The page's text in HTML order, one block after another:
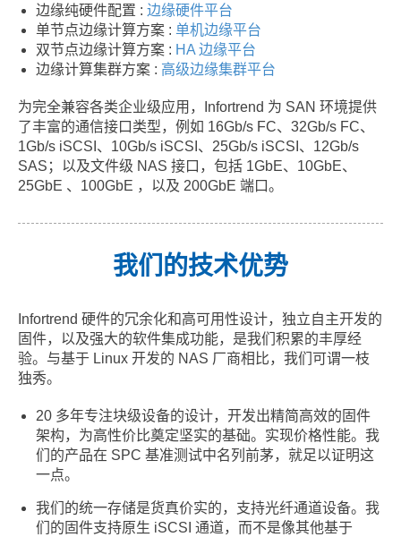
边缘纯硬件配置 : 边缘硬件平台
单节点边缘计算方案 : 单机边缘平台
双节点边缘计算方案 : HA 边缘平台
边缘计算集群方案 : 高级边缘集群平台
为完全兼容各类企业级应用，Infortrend 为 SAN 环境提供
了丰富的通信接口类型，例如 16Gb/s FC、32Gb/s FC、
1Gb/s iSCSI、10Gb/s iSCSI、25Gb/s iSCSI、12Gb/s
SAS；以及文件级 NAS 接口，包括 1GbE、10GbE、
25GbE 、100GbE ，以及 200GbE 端口。
我们的技术优势
Infortrend 硬件的冗余化和高可用性设计，独立自主开发的
固件，以及强大的软件集成功能，是我们积累的丰厚经
验。与基于 Linux 开发的 NAS 厂商相比，我们可谓一枝
独秀。
20 多年专注块级设备的设计，开发出精简高效的固件
架构，为高性价比奠定坚实的基础。实现价格性能。我
们的产品在 SPC 基准测试中名列前茅，就足以证明这
一点。
我们的统一存储是货真价实的，支持光纤通道设备。我
们的固件支持原生 iSCSI 通道，而不是像其他基于